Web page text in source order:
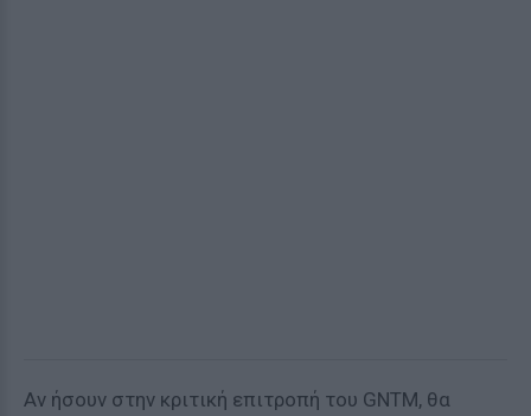
Αν ήσουν στην κριτική επιτροπή του GNTM, θα